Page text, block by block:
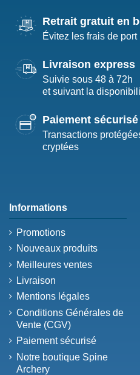
Retrait gratuit en
Évitez les frais de port
Livraison express
Suivie sous 48 à 72h
et suivant la
Paiement
Transactions
cryptées
Informations
Promotions
Nouveaux produits
Meilleures ventes
Livraison
Mentions légales
Conditions Générales de
Vente (CGV)
Paiement sécurisé
Notre boutique Spine
Archery